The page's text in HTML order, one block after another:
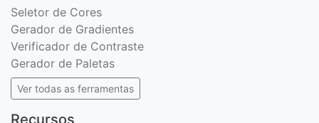
Seletor de Cores
Gerador de Gradientes
Verificador de Contraste
Gerador de Paletas
Ver todas as ferramentas
Recursos